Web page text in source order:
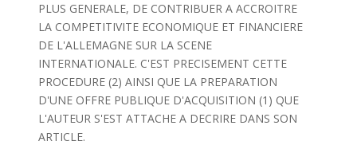
PLUS GENERALE, DE CONTRIBUER A ACCROITRE
LA COMPETITIVITE ECONOMIQUE ET FINANCIERE
DE L'ALLEMAGNE SUR LA SCENE
INTERNATIONALE. C'EST PRECISEMENT CETTE
PROCEDURE (2) AINSI QUE LA PREPARATION
D'UNE OFFRE PUBLIQUE D'ACQUISITION (1) QUE
L'AUTEUR S'EST ATTACHE A DECRIRE DANS SON
ARTICLE.